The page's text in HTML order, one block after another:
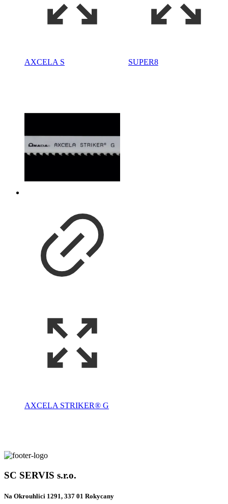
AXCELA S SUPER8
AXCELA STRIKER® G
SC SERVIS s.r.o.
Na Okrouhlici 1291, 337 01 Rokycany